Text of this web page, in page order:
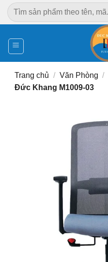
Chuyển
đến
dung
Tìm
kiếm:
Trang chủ / Văn Phòng /
Đức Khang M1009-03